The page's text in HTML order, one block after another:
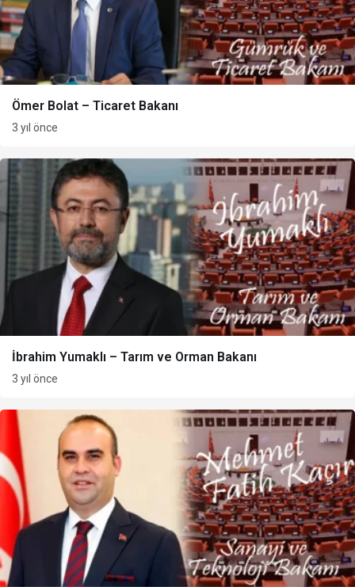
Ömer Bolat – Ticaret Bakanı
3 yıl önce
İbrahim Yumaklı – Tarım ve Orman Bakanı
3 yıl önce